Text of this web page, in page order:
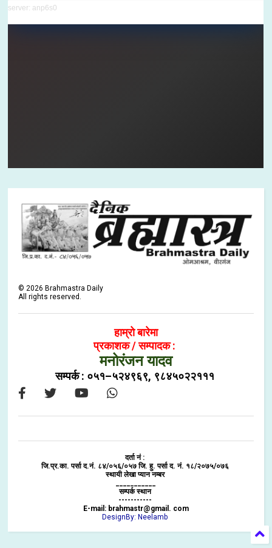
©2026 Brahmastra Daily
All rights reserved.
हाम्रो बारेमा
प्रकाशक / सम्पादक :
मनोरंजन यादव
सम्पर्क : ०५१–५२४९६९, ९८४५०२२१११
दर्ता नं :
जि.प्र.का. पर्सा द.नं. ८४/०५६/०५७ जि. हु. पर्सा द. नं. १८/२०७५/०७६
स्थायी लेखा प्यान नम्बर
___________
सम्पर्क स्थान
-----------
E-mail: brahmastr@gmail. com
DesignBy: Neelamb